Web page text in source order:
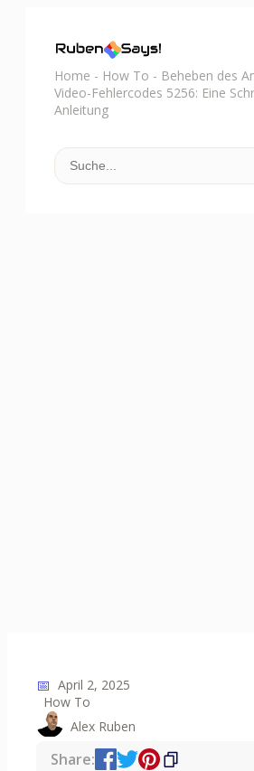
Home - How To - Beheben des
Video-Fehlercodes 5256: Eine
Anleitung
📅 April 2, 2025
How To
Alex Ruben
Share: